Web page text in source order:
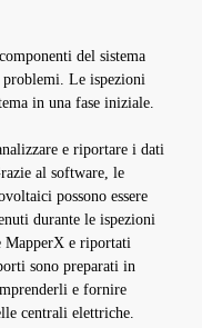
del sistema
Le ispezioni
in una fase iniziale.
e riportare i dati
al software, le
possono essere
durante le ispezioni
MapperX e riportati
sono preparati in
e fornire
centrali elettriche.